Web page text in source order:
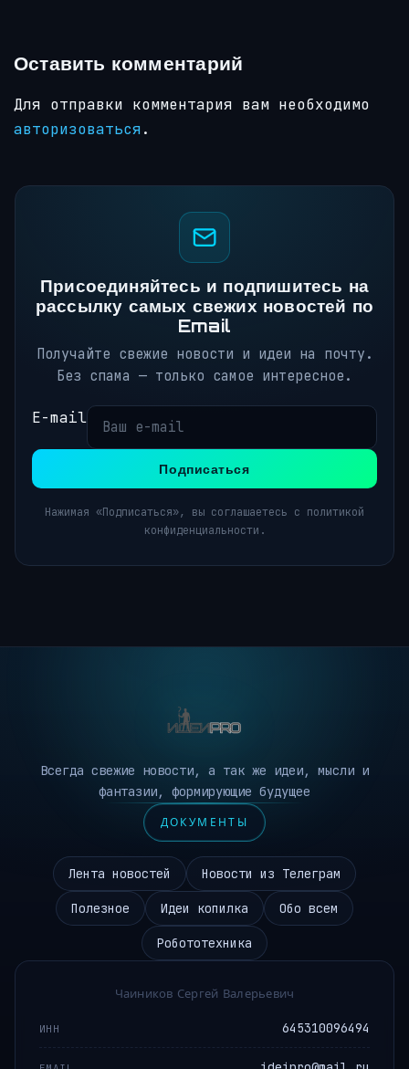
Оставить комментарий
Для отправки комментария вам необходимо
авторизоваться.
Присоединяйтесь и подпишитесь на
рассылку самых свежих новостей по
Email
Получайте свежие новости и идеи на почту.
Без спама — только самое интересное.
E-mail
Подписаться
Нажимая «Подписаться», вы соглашаетесь с политикой
конфиденциальности.
Всегда свежие новости, а так же идеи, мысли и
фантазии, формирующие будущее
ДОКУМЕНТЫ
Лента новостей Новости из Телеграм
Полезное Идеи копилка Обо всем
Робототехника
Чаиников Сергей Валерьевич
ИНН 645310096494